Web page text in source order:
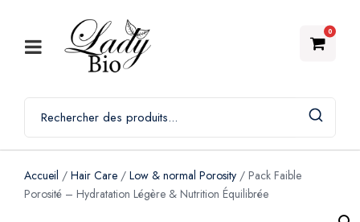
0
Accueil / Hair Care / Low & normal Porosity / Pack Faible
Porosité – Hydratation Légère & Nutrition Équilibrée